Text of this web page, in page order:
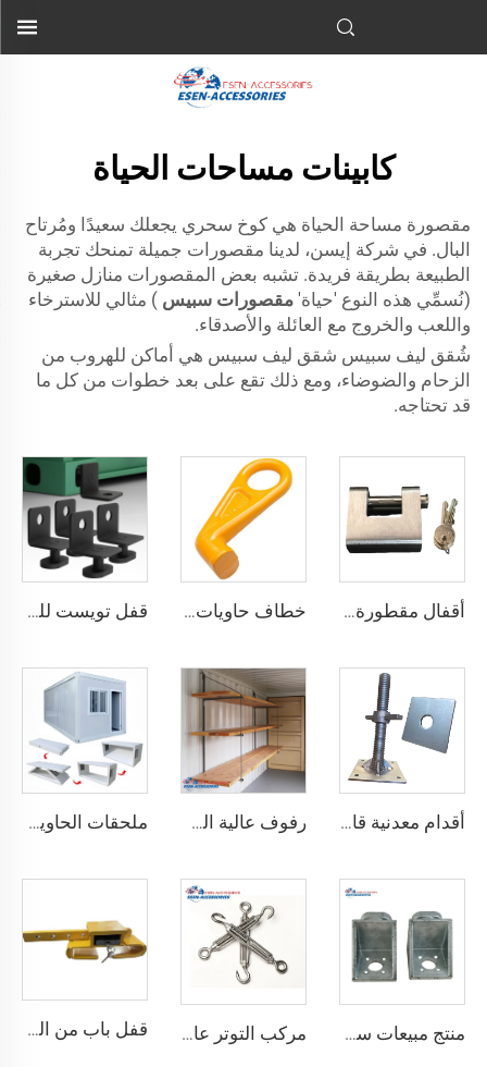
كابينات مساحات الحياة
مقصورة مساحة الحياة هي كوخ سحري يجعلك سعيدًا ومُرتاح
البال. في شركة إيسن، لدينا مقصورات جميلة تمنحك تجربة
الطبيعة بطريقة فريدة. تشبه بعض المقصورات منازل صغيرة
(نُسمِّي هذه النوع 'حياة' مقصورات سبيس ) مثالي للاسترخاء
واللعب والخروج مع العائلة والأصدقاء.
شُقق ليف سبيس شقق ليف سبيس هي أماكن للهروب من
الزحام والضوضاء، ومع ذلك تقع على بعد خطوات من كل ما
قد تحتاجه.
أقفال مقطورة حاويات الشحن البحري شديدة التحمل من Squire، أقفال أمان عالية الأمان، مقاس قفل للحاويات خطاف حاويات المصنع من النوع المستقيم الأيسر/الأيمن مصنوع من سبائك الفولاذ لرفع الحاويات قفل تويست للحاويات الشحنية ISO من الأسفل ومن الجانب & قفل زاوية لتثبيت البضائع
أقدام معدنية قابلة للتعديل لتسوية حاويات الشحن الثقيلة من 75 مم حتى 260 مم بسعة تحمل 12000 كجم رفوف عالية الجودة لحاويات الشحن تعليق رفوف لحاويات الشحن البحرية ملحقات الحاوية المصنوعة في الصين مستقرة وجودتها عالية، منزل حاوية قابل للطي مسبقاً
منتج مبيعات ساخنة معدات ربط حاوية الزاوية القفل مركب التوتر عالي الجودة القياسية وفقًا لمعيار ISO للحاويات قفل باب من الصلب المقوى درجة أمان أفضل قفل شحن حاوية مع 4 مفاتيح